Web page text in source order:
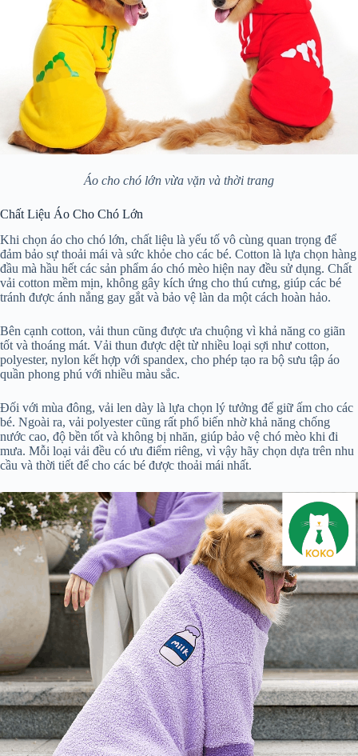
Áo cho chó lớn vừa vặn và thời trang
Chất Liệu Áo Cho Chó Lớn
Khi chọn áo cho chó lớn, chất liệu là yếu tố vô cùng quan trọng để
đảm bảo sự thoải mái và sức khỏe cho các bé. Cotton là lựa chọn hàng
đầu mà hầu hết các sản phẩm áo chó mèo hiện nay đều sử dụng. Chất
vải cotton mềm mịn, không gây kích ứng cho thú cưng, giúp các bé
tránh được ánh nắng gay gắt và bảo vệ làn da một cách hoàn hảo.
Bên cạnh cotton, vải thun cũng được ưa chuộng vì khả năng co giãn
tốt và thoáng mát. Vải thun được dệt từ nhiều loại sợi như cotton,
polyester, nylon kết hợp với spandex, cho phép tạo ra bộ sưu tập áo
quần phong phú với nhiều màu sắc.
Đối với mùa đông, vải len dày là lựa chọn lý tưởng để giữ ấm cho các
bé. Ngoài ra, vải polyester cũng rất phổ biến nhờ khả năng chống
nước cao, độ bền tốt và không bị nhăn, giúp bảo vệ chó mèo khi đi
mưa. Mỗi loại vải đều có ưu điểm riêng, vì vậy hãy chọn dựa trên nhu
cầu và thời tiết để cho các bé được thoải mái nhất.